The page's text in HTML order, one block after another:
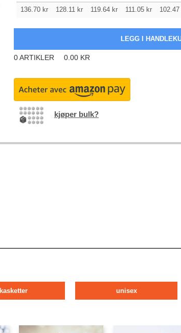
136.70 kr 128.11 kr 119.64 kr 111.05 kr 102.47
0ARTIKLER 0.00 KR
kjøper bulk?
kasketter unisex